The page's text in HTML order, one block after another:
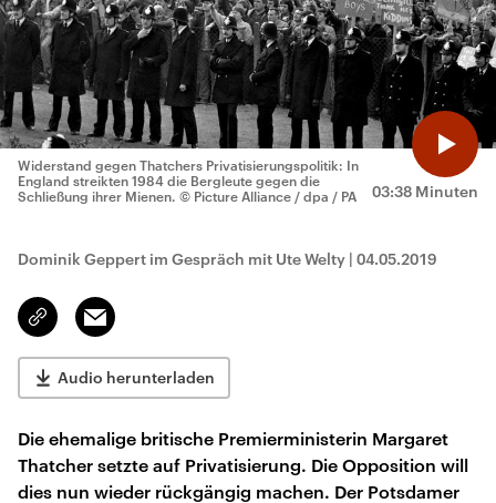
03:38 Minuten
Widerstand gegen Thatchers Privatisierungspolitik: In
England streikten 1984 die Bergleute gegen die
Schließung ihrer Mienen. © Picture Alliance / dpa / PA
Dominik Geppert im Gespräch mit Ute Welty | 04.05.2019
Link
kopieren/teilen
Email
Audio herunterladen
Die ehemalige britische Premierministerin Margaret
Thatcher setzte auf Privatisierung. Die Opposition will
dies nun wieder rückgängig machen. Der Potsdamer